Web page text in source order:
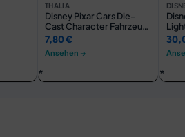
THALIA
Disney Pixar Cars Die-
Cast Character Fahrzeug
Sortiment
7,80 €
Ansehen →